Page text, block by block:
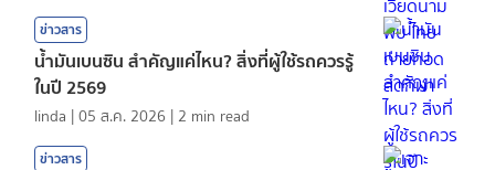
ข่าวสาร
น้ำมันเบนซิน สำคัญแค่ไหน? สิ่งที่ผู้ใช้รถควรรู้
ในปี 2569
linda |05 ส.ค. 2026 | 2 min read
ข่าวสาร